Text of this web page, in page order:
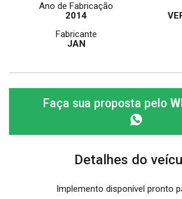
Ano de Fabricação
2014
Fabricante
JAN
Faça sua proposta pelo
Detalhes do
Implemento disponível pronto